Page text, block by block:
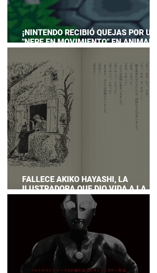
¡NINTENDO RECIBIÓ QUEJAS POR UN
"NEPE EN MOVIMIENTO" EN ANIMAL
PREPARAR UNA RESPUESTA OFICIAL!
FALLECE AKIKO HAYASHI, LA
ILUSTRADORA QUE DIO VIDA A LA
NOVELA ORIGINAL DE KIKI'S DELIVERY